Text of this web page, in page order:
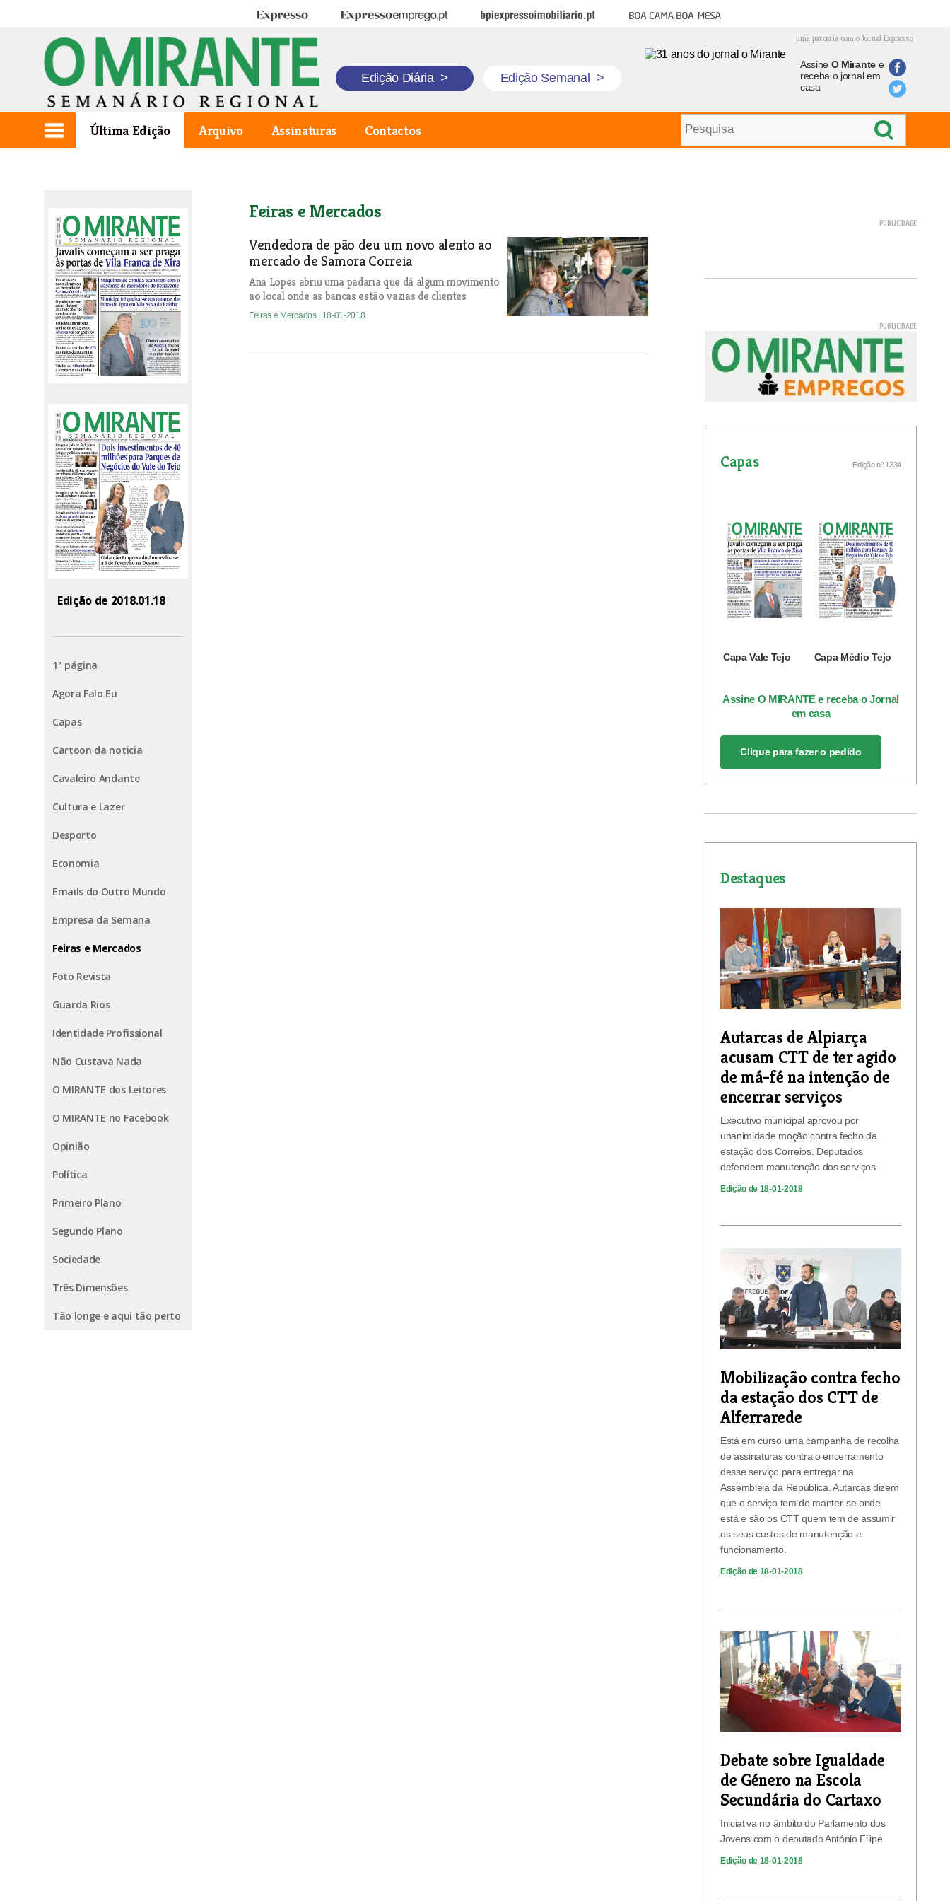
Expresso Expresso Emprego BPI Expresso Imobiliário Boa cama boa mesa
uma parceria com o Jornal Expresso
Edição Diária > Edição Semanal >
Assine O Mirantee
receba o jornal em
casa
Última Edição Arquivo Assinaturas Contactos
Edição de 2018.01.18
1ª página
Agora Falo Eu
Capas
Cartoon da noticia
Cavaleiro Andante
Cultura e Lazer
Desporto
Economia
Emails do Outro Mundo
Empresa da Semana
Feiras e Mercados
Foto Revista
Guarda Rios
Identidade Profissional
Não Custava Nada
O MIRANTE dos Leitores
O MIRANTE no Facebook
Opinião
Política
Primeiro Plano
Segundo Plano
Sociedade
Três Dimensões
Tão longe e aqui tão perto
Feiras e Mercados
Vendedora de pão deu um novo alento ao
mercado de Samora Correia
Ana Lopes abriu uma padaria que dá algum movimento
ao local onde as bancas estão vazias de clientes
Feiras e Mercados | 18-01-2018
Capas Edição nº 1334
Capa Vale Tejo Capa Médio Tejo
Assine O MIRANTE e receba o Jornal
em casa
Clique para fazer o pedido
Destaques
Autarcas de Alpiarça
acusam CTT de ter agido
de má-fé na intenção de
encerrar serviços
Executivo municipal aprovou por
unanimidade moção contra fecho da
estação dos Correios. Deputados
defendem manutenção dos serviços.
Edição de 18-01-2018
Mobilização contra fecho
da estação dos CTT de
Alferrarede
Está em curso uma campanha de recolha
de assinaturas contra o encerramento
desse serviço para entregar na
Assembleia da República. Autarcas dizem
que o serviço tem de manter-se onde
está e são os CTT quem tem de assumir
os seus custos de manutenção e
funcionamento.
Edição de 18-01-2018
Debate sobre Igualdade
de Género na Escola
Secundária do Cartaxo
Iniciativa no âmbito do Parlamento dos
Jovens com o deputado António Filipe
Edição de 18-01-2018